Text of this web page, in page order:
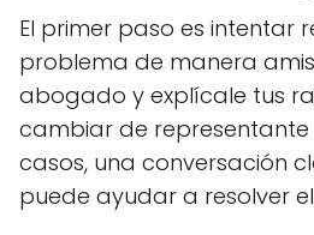
El primer paso es intentar
problema de manera
abogado y explícale tus
cambiar de representante
casos, una conversación
puede ayudar a resolver